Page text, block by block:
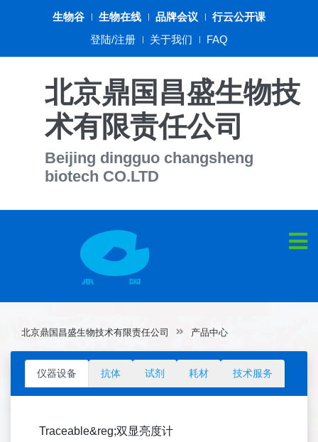
生物谷 生物在线 品牌会议
行云公开课
登陆/注册
关于我们 FAQ
北京鼎国昌盛生物技
术有限责任公司
Beijing dingguo changsheng
biotech CO.LTD
北京鼎国昌盛生物技术有限责任公司 产品中心
仪器设备 抗体 试剂 耗材 技术服务
Traceable&reg;双显亮度计